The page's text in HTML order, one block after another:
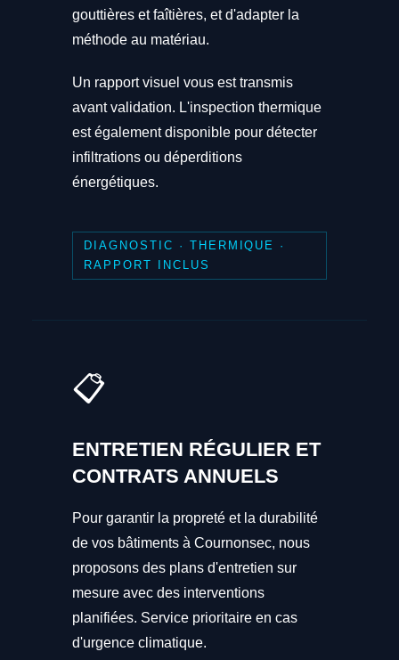
gouttières et faîtières, et d'adapter la
méthode au matériau.
Un rapport visuel vous est transmis
avant validation. L'inspection thermique
est également disponible pour détecter
infiltrations ou déperditions
énergétiques.
DIAGNOSTIC · THERMIQUE ·
RAPPORT INCLUS
📋
ENTRETIEN RÉGULIER ET
CONTRATS ANNUELS
Pour garantir la propreté et la durabilité
de vos bâtiments à Cournonsec, nous
proposons des plans d'entretien sur
mesure avec des interventions
planifiées. Service prioritaire en cas
d'urgence climatique.